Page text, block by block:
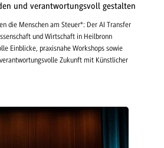
und verantwortungsvoll gestalten
die Menschen am Steuer": Der AI Transfer
und Wirtschaft in Heilbronn
Einblicke, praxisnahe Workshops sowie
Zukunft mit Künstlicher